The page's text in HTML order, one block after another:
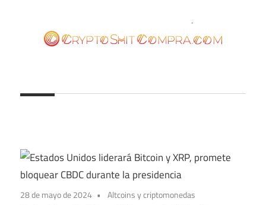
contenido
28 de mayo de 2024 Altcoins y criptomonedas